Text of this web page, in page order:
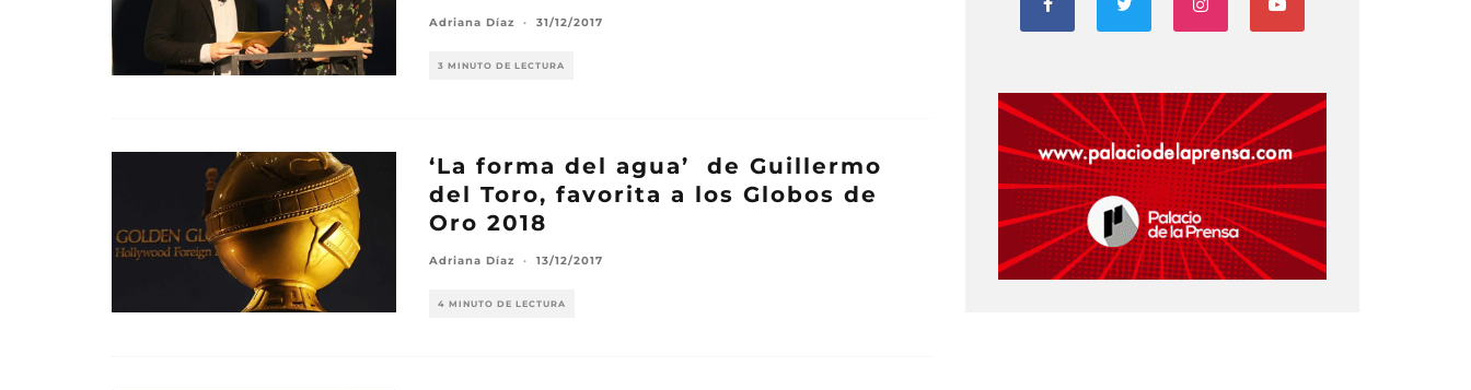
Adriana Díaz · 31/12/2017
3 MINUTO DE LECTURA
‘La forma del agua’ de Guillermo
del Toro, favorita a los Globos de
Oro 2018
Adriana Díaz · 13/12/2017
4 MINUTO DE LECTURA